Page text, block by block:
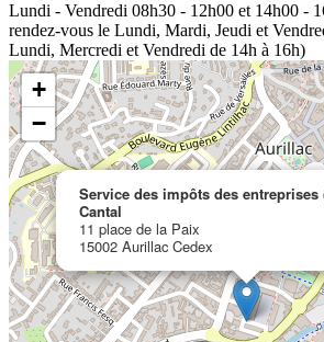
Lundi - Vendredi 08h30 - 12h00 et 14h00 -
rendez-vous le Lundi, Mardi, Jeudi et
Lundi, Mercredi et Vendredi de 14h à 16h)
Service des impôts des entreprises
Cantal
11 place de la Paix
15002 Aurillac Cedex
+
−